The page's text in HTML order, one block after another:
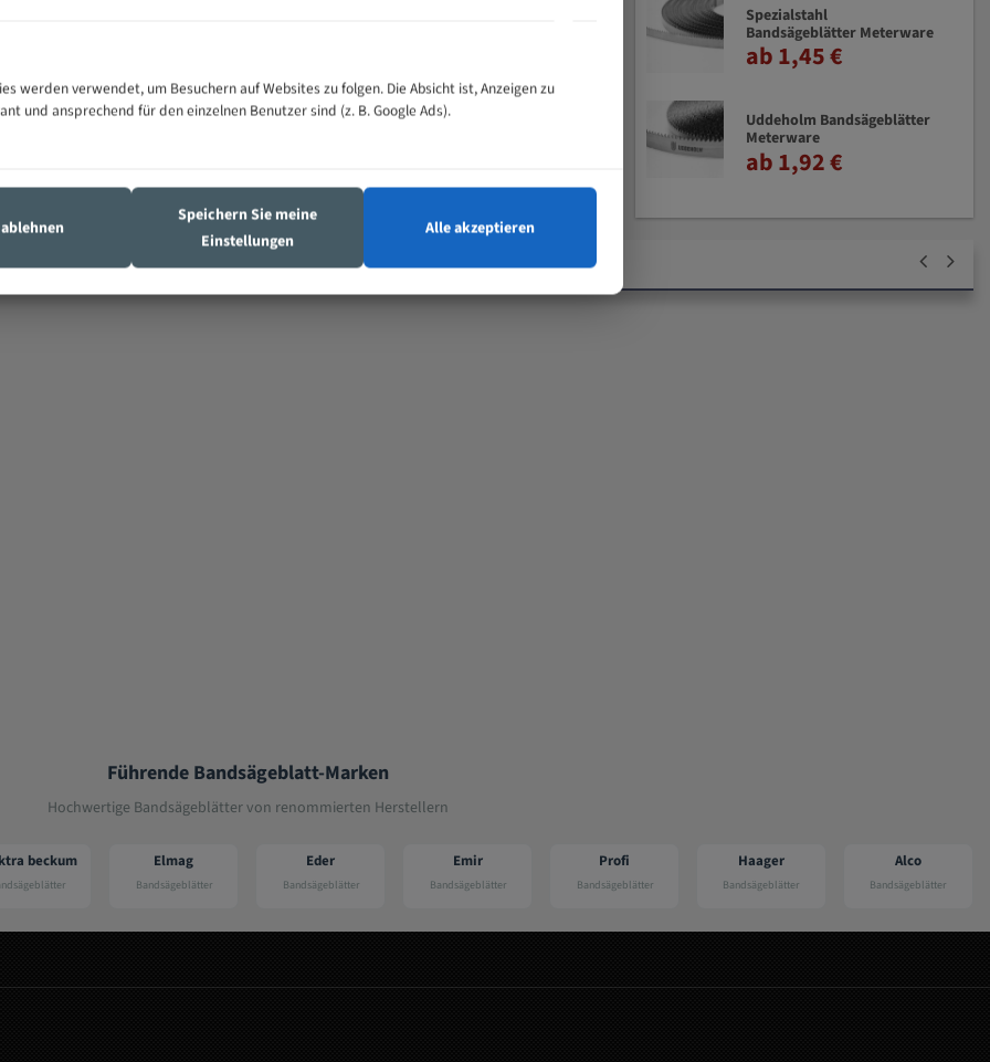
Schmuck oder Handschuhe im Bereich des laufenden Bandes.
im angegebenen Maß- bzw. Drehzahlbereich einsetzen.
verwenden.
Spezialstahl
Bandsägeblätter Meterware
ab 1,45 €
Uddeholm Bandsägeblätter
Meterware
ab 1,92 €
Führende Bandsägeblatt-Marken
Hochwertige Bandsägeblätter von renommierten Herstellern
Elmag
Bandsägeblätter
Eder
Bandsägeblätter
Emir
Bandsägeblätter
Profi
Bandsägeblätter
Haager
Bandsägeblätter
Alco
Bandsägeblätter
Hanning
Bandsägeblätter
werden verwendet, um Besuchern auf Websites zu folgen. Die Absicht ist, Anzeigen zu
und ansprechend für den einzelnen Benutzer sind (z. B. Google Ads).
Speichern Sie meine
Einstellungen
Alle akzeptieren